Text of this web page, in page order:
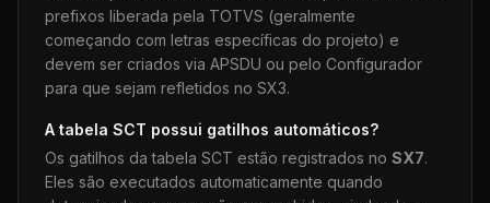
prefixos liberada pela TOTVS (geralmente
começando com letras específicas do projeto) e
devem ser criados via APSDU ou pelo Configurador
para que sejam refletidos no SX3.
A tabela SCT possui gatilhos automáticos?
Os gatilhos da tabela SCT estão registrados no SX7.
Eles são executados automaticamente quando